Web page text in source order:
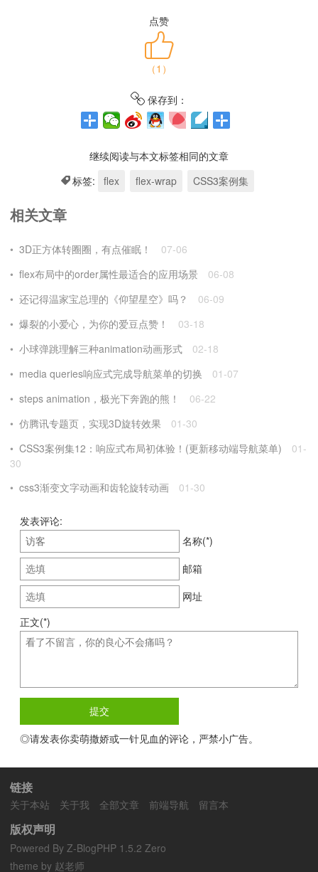
点赞
（1 ）
保存到：
继续阅读与本文标签相同的文章
标签:
flex flex-wrap CSS3案例集
相关文章
3D正方体转圈圈，有点催眠！
07-06
flex布局中的order属性最适合的应用场景
06-08
还记得温家宝总理的《仰望星空》吗？
06-09
爆裂的小爱心，为你的爱豆点赞！
03-18
小球弹跳理解三种animation动画形式
02-18
media queries响应式完成导航菜单的切换
01-07
steps animation，极光下奔跑的熊！
06-22
仿腾讯专题页，实现3D旋转效果
01-30
CSS3案例集12：响应式布局初体验！(更新移动端导航菜单)
01-
30
css3渐变文字动画和齿轮旋转动画
01-30
发表评论:
名称(*)
邮箱
网址
正文(*)
◎请发表你卖萌撒娇或一针见血的评论，严禁小广告。
链接
关于本站 关于我 全部文章 前端导航 留言本
版权声明
Powered By Z-BlogPHP 1.5.2 Zero
theme by 赵老师